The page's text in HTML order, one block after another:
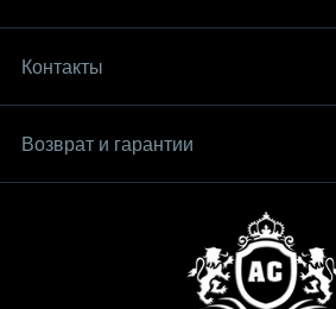
Контакты
Возврат и гарантии